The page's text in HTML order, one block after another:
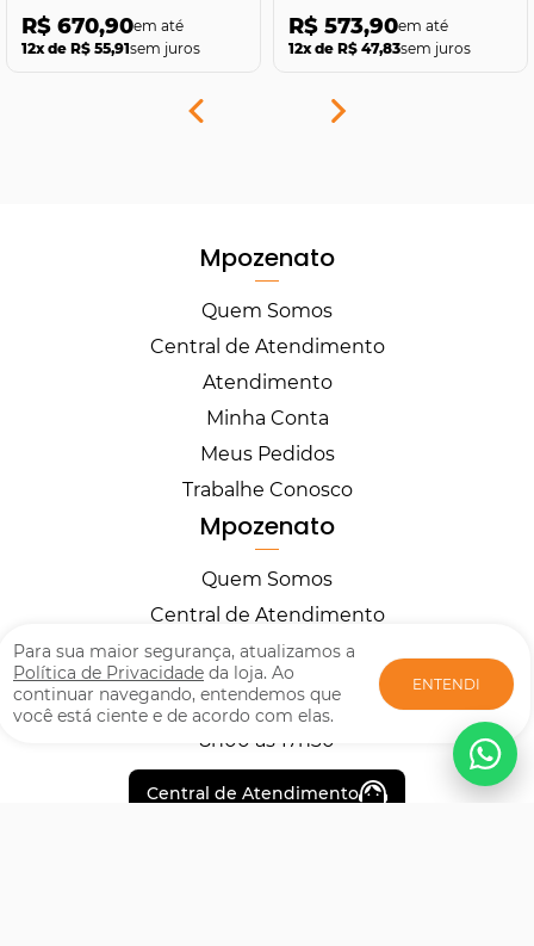
Para sua maior segurança, atualizamos a
Política de Privacidade da loja. Ao
continuar navegando, entendemos que
você está ciente e de acordo com elas.
ENTENDI
R$ 670,90
12x de R$ 55,91sem juros
R$ 573,90
12x de R$ 47,83sem juros
Mpozenato
Quem Somos
Central de Atendimento
Atendimento
Minha Conta
Meus Pedidos
Trabalhe Conosco
Mpozenato
Quem Somos
Central de Atendimento
Horários
Segunda à Sexta
8h00 às 17h30
Central de Atendimento